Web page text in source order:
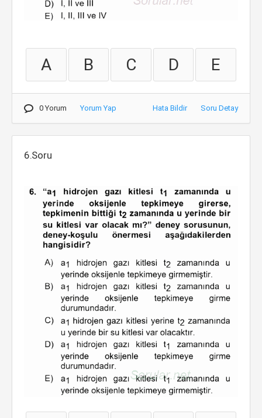
A B C D E
0 Yorum Yorum Yap Hata Bildir Soru Detay
6.Soru